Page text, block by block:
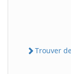
Trouver